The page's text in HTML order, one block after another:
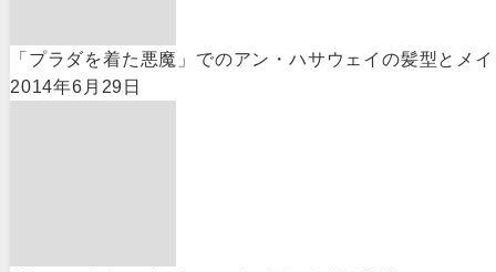
「プラダを着た悪魔」でのアン・ハサウェイの髪型とメ
2014年6月29日